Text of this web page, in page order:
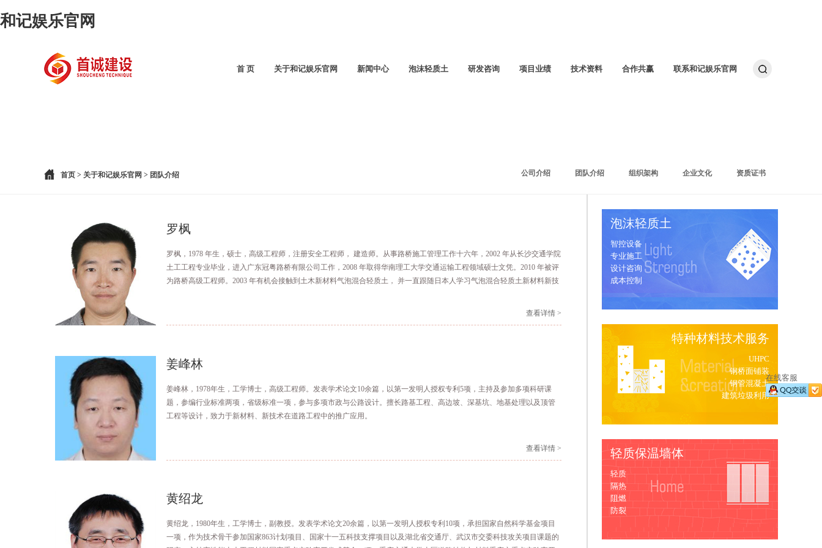
和记娱乐官网
首 页 关于和记娱乐官网 新闻中心 泡沫轻质土 研发咨询 项目业绩 技术资料 合作共赢 联系和记娱乐官网
首页 > 关于和记娱乐官网 > 团队介绍 公司介绍 团队介绍 组织架构 企业文化 资质证书
罗枫
罗枫，1978 年生，硕士，高级工程师，注册安全工程师， 建造师。从事路桥施工管理工作十六年，2002 年从长沙交通学院
土工工程专业毕业，进入广东冠粤路桥有限公司工作，2008 年取得华南理工大学交通运输工程领域硕士文凭。2010 年被评
为路桥高级工程师。2003 年有机会接触到土木新材料气泡混合轻质土， 并一直跟随日本人学习气泡混合轻质土新材料新技
查看详情 >
姜峰林
姜峰林，1978年生，工学博士，高级工程师。发表学术论文10余篇，以第一发明人授权专利5项，主持及参加多项科研课
题，参编行业标准两项，省级标准一项，参与多项市政与公路设计。擅长路基工程、高边坡、深基坑、地基处理以及顶管
工程等设计，致力于新材料、新技术在道路工程中的推广应用。
查看详情 >
黄绍龙
黄绍龙，1980年生，工学博士，副教授。发表学术论文20余篇，以第一发明人授权专利10项，承担国家自然科学基金项目
一项，作为技术骨干参加国家863计划项目、国家十一五科技支撑项目以及湖北省交通厅、武汉市交委科技攻关项目课题的
泡沫轻质土
智控设备
专业施工
设计咨询
成本控制
特种材料技术服务
UHPC
钢桥面铺装
钢管混凝土
建筑垃圾利用
轻质保温墙体
轻质
隔热
阻燃
防裂
在线客服